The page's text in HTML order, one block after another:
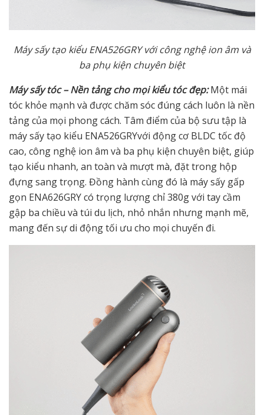
Máy sấy tạo kiểu ENA526GRY với công nghệ ion âm và
ba phụ kiện chuyên biệt
Máy sấy tóc – Nền tảng cho mọi kiểu tóc đẹp:Một mái
tóc khỏe mạnh và được chăm sóc đúng cách luôn là nền
tảng của mọi phong cách. Tâm điểm của bộ sưu tập là
máy sấy tạo kiểu ENA526GRYvới động cơ BLDC tốc độ
cao, công nghệ ion âm và ba phụ kiện chuyên biệt, giúp
tạo kiểu nhanh, an toàn và mượt mà, đặt trong hộp
đựng sang trọng. Đồng hành cùng đó là máy sấy gấp
gọn ENA626GRY có trọng lượng chỉ 380g với tay cầm
gập ba chiều và túi du lịch, nhỏ nhắn nhưng mạnh mẽ,
mang đến sự di động tối ưu cho mọi chuyến đi.